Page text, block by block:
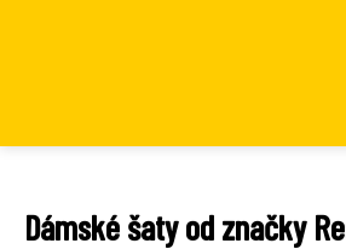
Dámské šaty od značky